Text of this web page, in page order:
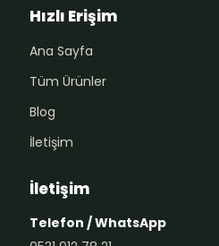
Hızlı Erişim
Ana Sayfa
Tüm Ürünler
Blog
İletişim
İletişim
Telefon / WhatsApp